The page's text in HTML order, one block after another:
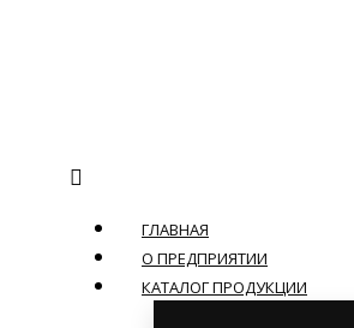
ГЛАВНАЯ
О ПРЕДПРИЯТИИ
КАТАЛОГ ПРОДУКЦИИ